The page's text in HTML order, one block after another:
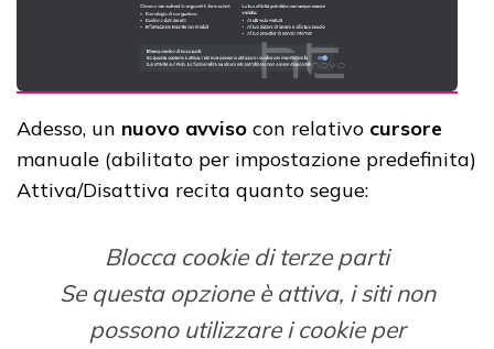
Adesso, un nuovo avviso con relativo cursore
manuale (abilitato per impostazione predefinita)
Attiva/Disattiva recita quanto segue:
Blocca cookie di terze parti
Se questa opzione è attiva, i siti non
possono utilizzare i cookie per